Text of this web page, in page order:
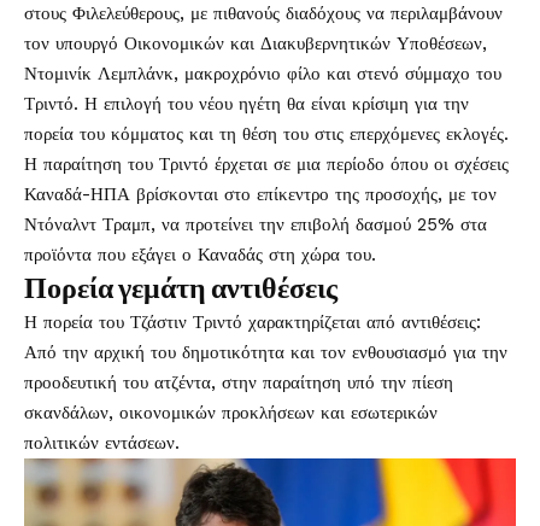
στους Φιλελεύθερους, με πιθανούς διαδόχους να περιλαμβάνουν
τον υπουργό Οικονομικών και Διακυβερνητικών Υποθέσεων,
Ντομινίκ Λεμπλάνκ, μακροχρόνιο φίλο και στενό σύμμαχο του
Τριντό. Η επιλογή του νέου ηγέτη θα είναι κρίσιμη για την
πορεία του κόμματος και τη θέση του στις επερχόμενες εκλογές.
Η παραίτηση του Τριντό έρχεται σε μια περίοδο όπου οι σχέσεις
Καναδά-ΗΠΑ βρίσκονται στο επίκεντρο της προσοχής, με τον
Ντόναλντ Τραμπ, να προτείνει την επιβολή δασμού 25% στα
προϊόντα που εξάγει ο Καναδάς στη χώρα του.
Πορεία γεμάτη αντιθέσεις
Η πορεία του Τζάστιν Τριντό χαρακτηρίζεται από αντιθέσεις:
Από την αρχική του δημοτικότητα και τον ενθουσιασμό για την
προοδευτική του ατζέντα, στην παραίτηση υπό την πίεση
σκανδάλων, οικονομικών προκλήσεων και εσωτερικών
πολιτικών εντάσεων.